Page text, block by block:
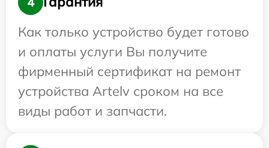
Как только устройство будет готово
и оплаты услуги Вы получите
фирменный сертификат на ремонт
устройства Artelv сроком на все
виды работ и запчасти.